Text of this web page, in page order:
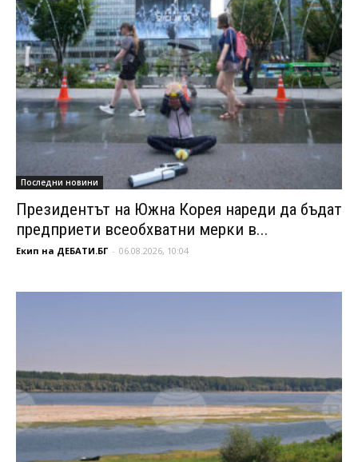
Последни новини
Президентът на Южна Корея нареди да бъдат
предприети всеобхватни мерки в...
Екип на ДЕБАТИ.БГ - 06.08.2026, 10:04